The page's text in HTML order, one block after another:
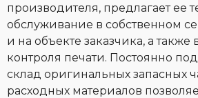
производителя, предлагает ее
обслуживание в собственном
и на объекте заказчика, а
контроля печати. Постоянно
склад оригинальных запасных
расходных материалов